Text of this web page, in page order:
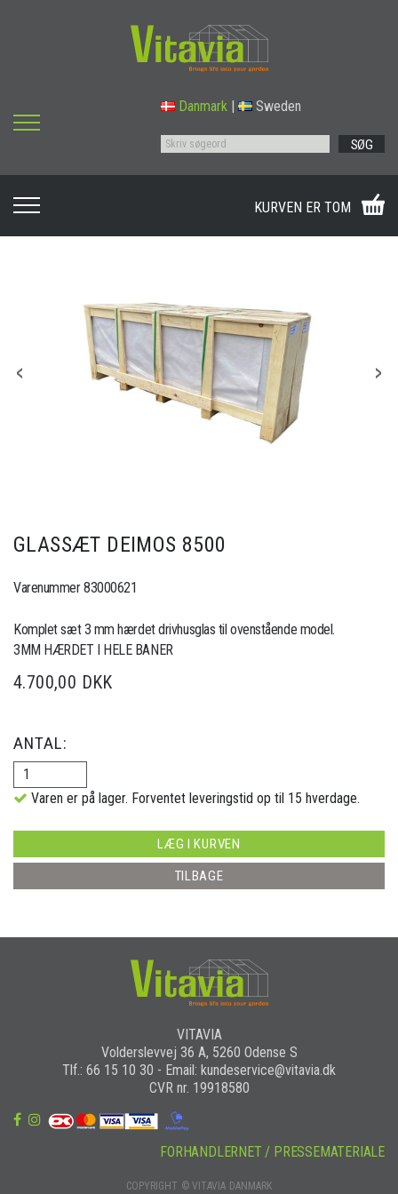
Danmark Sweden
SØG
KURVEN ER TOM
GLASSÆT DEIMOS 8500
Varenummer 83000621
Komplet sæt 3 mm hærdet drivhusglas til ovenstående model.
3MM HÆRDET I HELE BANER
4.700,00 DKK
ANTAL:
Varen er på lager. Forventet leveringstid op til 15 hverdage.
LÆG I KURVEN
TILBAGE
VITAVIA
Volderslevvej 36 A, 5260 Odense S
Tlf.: 66 15 10 30 - Email: kundeservice@vitavia.dk
CVR nr. 19918580
COPYRIGHT © VITAVIA DANMARK
FORHANDLERNET / PRESSEMATERIALE